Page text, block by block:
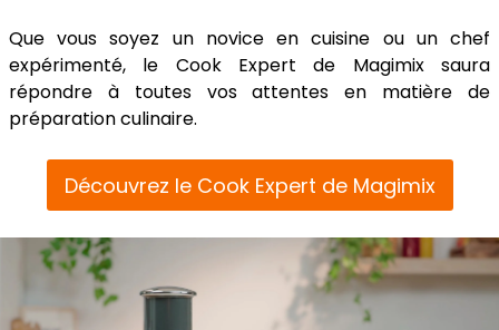
Que vous soyez un novice en cuisine ou un chef
expérimenté, le Cook Expert de Magimix saura
répondre à toutes vos attentes en matière de
préparation culinaire.
Découvrez le Cook Expert de Magimix